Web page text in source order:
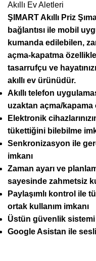
Akıllı Ev Aletleri
ŞIMART Akıllı Priz
bağlantısı ile mobil
kumanda edilebilen,
açma-kapatma
tasarrufçu ve
akıllı ev ürünüdür.
Akıllı telefon
uzaktan açma/
Elektronik
tükettiğini bilebilme
Senkronizasyon ile
imkanı
Zaman ayarı ve
sayesinde zahmetsiz
Paylaşımlı kontrol ile
ortak kullanım imkanı
Üstün güvenlik sistemi
Google Asistan ile sesli